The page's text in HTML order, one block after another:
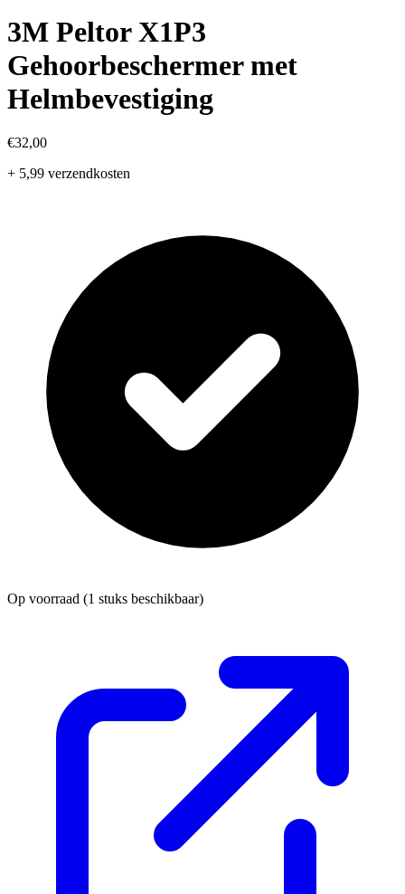
3M Peltor X1P3
Gehoorbeschermer met
Helmbevestiging
€32,00
+ 5,99 verzendkosten
Op voorraad (1 stuks beschikbaar)